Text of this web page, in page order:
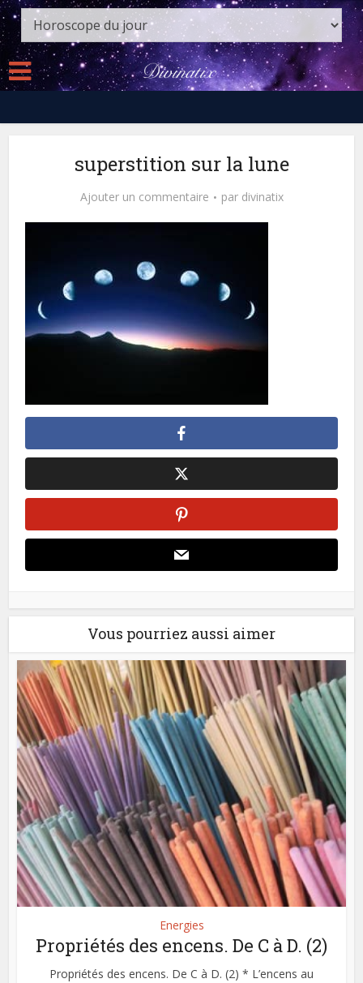
superstition sur la lune
Ajouter un commentaire par divinatix
Vous pourriez aussi aimer
Energies
Propriétés des encens. De C à D. (2)
Propriétés des encens. De C à D. (2) * L’encens au